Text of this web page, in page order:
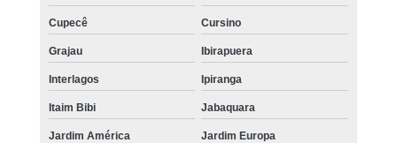
Cupecê Cursino
Grajau Ibirapuera
Interlagos Ipiranga
Itaim Bibi Jabaquara
Jardim América Jardim Europa